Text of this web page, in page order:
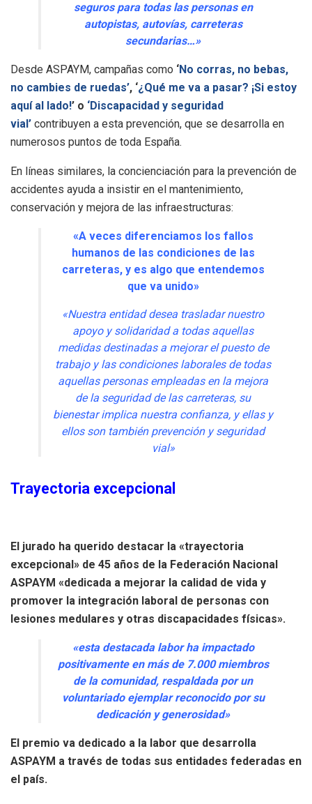
seguros para todas las personas en
autopistas, autovías, carreteras
secundarias…»
Desde ASPAYM, campañas como ‘No corras, no bebas,
no cambies de ruedas’, ‘¿Qué me va a pasar? ¡Si estoy
aquí al lado!’ o ‘Discapacidad y seguridad
vial’ contribuyen a esta prevención, que se desarrolla en
numerosos puntos de toda España.
En líneas similares, la concienciación para la prevención de
accidentes ayuda a insistir en el mantenimiento,
conservación y mejora de las infraestructuras:
«A veces diferenciamos los fallos
humanos de las condiciones de las
carreteras, y es algo que entendemos
que va unido»
«Nuestra entidad desea trasladar nuestro
apoyo y solidaridad a todas aquellas
medidas destinadas a mejorar el puesto de
trabajo y las condiciones laborales de todas
aquellas personas empleadas en la mejora
de la seguridad de las carreteras, su
bienestar implica nuestra confianza, y ellas y
ellos son también prevención y seguridad
vial»
Trayectoria excepcional
El jurado ha querido destacar la «trayectoria
excepcional» de 45 años de la Federación Nacional
ASPAYM «dedicada a mejorar la calidad de vida y
promover la integración laboral de personas con
lesiones medulares y otras discapacidades físicas».
«esta destacada labor ha impactado
positivamente en más de 7.000 miembros
de la comunidad, respaldada por un
voluntariado ejemplar reconocido por su
dedicación y generosidad»
El premio va dedicado a la labor que desarrolla
ASPAYM a través de todas sus entidades federadas en
el país.